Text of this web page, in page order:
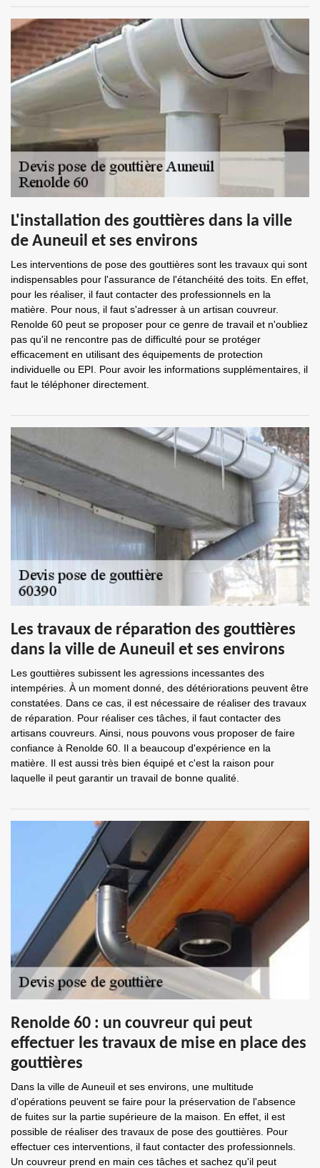
L'installation des gouttières dans la ville
de Auneuil et ses environs
Les interventions de pose des gouttières sont les travaux qui sont
indispensables pour l'assurance de l'étanchéité des toits. En effet,
pour les réaliser, il faut contacter des professionnels en la
matière. Pour nous, il faut s'adresser à un artisan couvreur.
Renolde 60 peut se proposer pour ce genre de travail et n'oubliez
pas qu'il ne rencontre pas de difficulté pour se protéger
efficacement en utilisant des équipements de protection
individuelle ou EPI. Pour avoir les informations supplémentaires, il
faut le téléphoner directement.
Les travaux de réparation des gouttières
dans la ville de Auneuil et ses environs
Les gouttières subissent les agressions incessantes des
intempéries. À un moment donné, des détériorations peuvent être
constatées. Dans ce cas, il est nécessaire de réaliser des travaux
de réparation. Pour réaliser ces tâches, il faut contacter des
artisans couvreurs. Ainsi, nous pouvons vous proposer de faire
confiance à Renolde 60. Il a beaucoup d'expérience en la
matière. Il est aussi très bien équipé et c'est la raison pour
laquelle il peut garantir un travail de bonne qualité.
Renolde 60 : un couvreur qui peut
effectuer les travaux de mise en place des
gouttières
Dans la ville de Auneuil et ses environs, une multitude
d'opérations peuvent se faire pour la préservation de l'absence
de fuites sur la partie supérieure de la maison. En effet, il est
possible de réaliser des travaux de pose des gouttières. Pour
effectuer ces interventions, il faut contacter des professionnels.
Un couvreur prend en main ces tâches et sachez qu'il peut